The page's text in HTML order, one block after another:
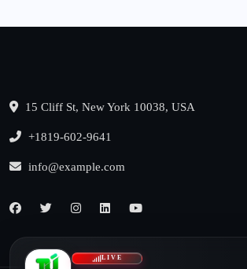
15 Cliff St, New York 10038, USA
+1819-602-9641
info@example.com
LIVE